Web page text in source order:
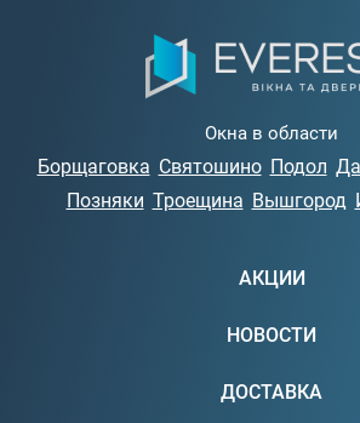
Окна в области
Борщаговка Святошино Подол
Позняки Троещина Вышгород
АКЦИИ
НОВОСТИ
ДОСТАВКА